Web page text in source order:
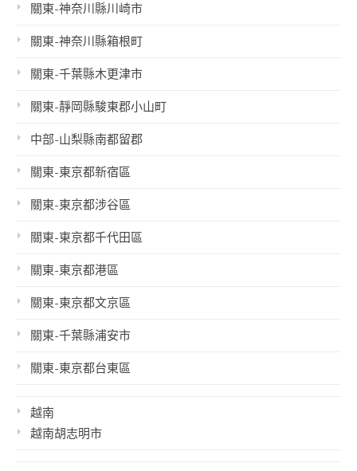
關東-神奈川縣川崎市
關東-神奈川縣箱根町
關東-千葉縣木更津市
關東-靜岡縣駿東郡小山町
中部-山梨縣南都留郡
關東-東京都新宿區
關東-東京都涉谷區
關東-東京都千代田區
關東-東京都港區
關東-東京都文京區
關東-千葉縣浦安市
關東-東京都台東區
越南
越南胡志明市